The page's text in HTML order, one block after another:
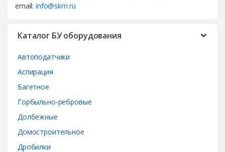
email:info@skm.ru
Каталог БУ оборудования
Автоподатчики
Аспирация
Багетное
Горбыльно-ребровые
Долбежные
Домостроительное
Дробилки